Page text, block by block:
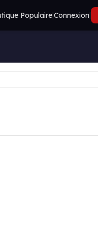
Populaire|Connexion|